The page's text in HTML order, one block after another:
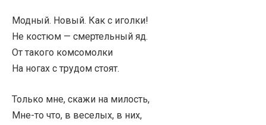
Модный. Новый. Как с иголки!
Не костюм — смертельный яд.
От такого комсомолки
На ногах с трудом стоят.
Только мне, скажи на милость,
Мне-то что, в веселых, в них,